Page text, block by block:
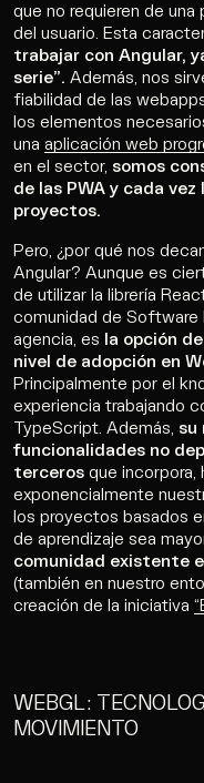
que no requieren de
del usuario. Esta
trabajar con Angular,
serie”. Además, nos
fiabilidad de las
los elementos
una aplicación web
en el sector, somos
de las PWA y cada
proyectos.
Pero, ¿por qué nos
Angular? Aunque es
de utilizar la librería
comunidad de Software
agencia, es la opción
nivel de adopción en
Principalmente por el
experiencia trabajando
TypeScript. Además, su
funcionalidades no
terceros que incorpora,
exponencialmente
los proyectos basados
de aprendizaje sea
comunidad existente
(también en nuestro
creación de la iniciativa
WEBGL:
MOVIMIENTO